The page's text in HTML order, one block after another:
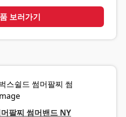
보러가기
팔찌 썸머밴드 NY